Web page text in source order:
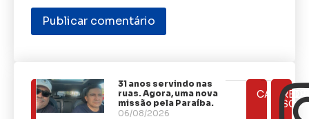
ÚLTIMAS
NOTÍCIAS
31 anos servindo nas
ruas. Agora, uma nova
missão pela Paraíba.
06/08/2026